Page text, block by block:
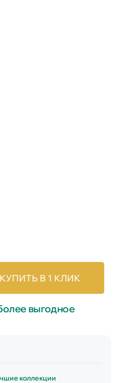
КУПИТЬ В 1 КЛИК
выгодное
коллекции